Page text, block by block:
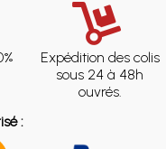
Expédition des colis
sous 24 à 48h
ouvrés.
: